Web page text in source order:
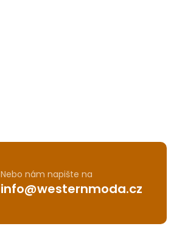
Nebo nám napište na
info@westernmoda.cz